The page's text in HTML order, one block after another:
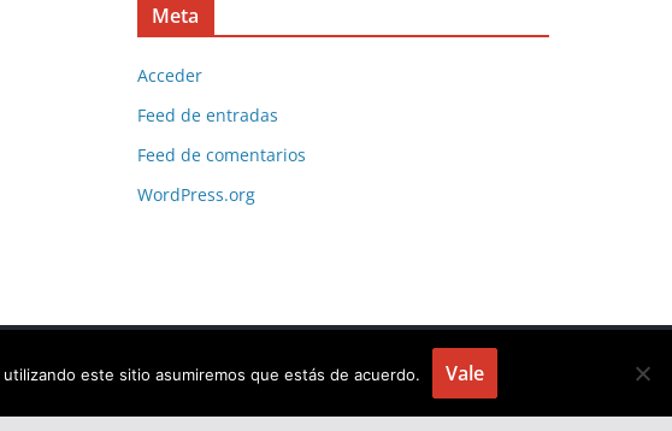
Meta
Acceder
Feed de entradas
Feed de comentarios
WordPress.org
este sitio asumiremos que estás de acuerdo. Vale